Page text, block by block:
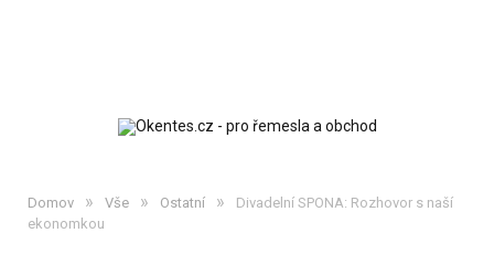
Domov » Vše » Ostatní »
Divadelní SPONA: Rozhovor s naší
ekonomkou